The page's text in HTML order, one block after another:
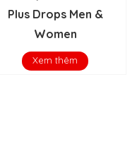
Plus Drops Men &
Women
Xem thêm